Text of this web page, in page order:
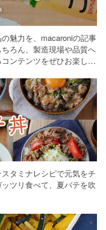
魅力を、macaroniの記事
ろん、製造現場や品質へ
ンテンツをぜひお楽しみ
タミナレシピで元気をチ
ツリ食べて、夏バテを吹